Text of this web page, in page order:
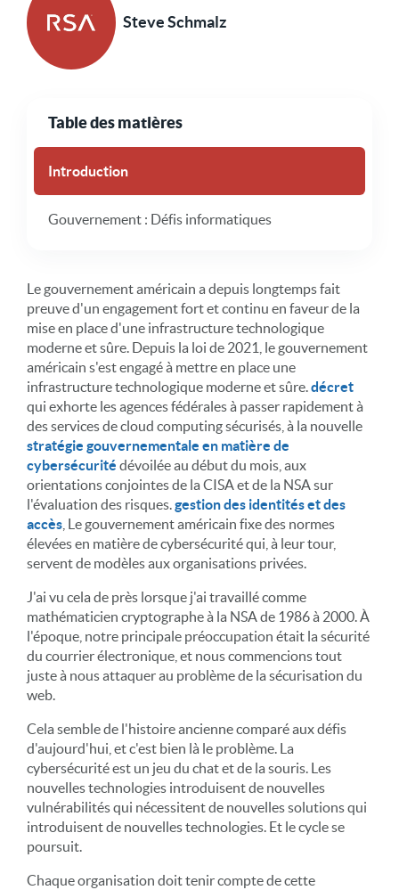
Steve Schmalz
Table des matières
Introduction
Gouvernement : Défis informatiques
Le gouvernement américain a depuis longtemps fait
preuve d'un engagement fort et continu en faveur de la
mise en place d'une infrastructure technologique
moderne et sûre. Depuis la loi de 2021, le gouvernement
américain s'est engagé à mettre en place une
infrastructure technologique moderne et sûre. décret
qui exhorte les agences fédérales à passer rapidement à
des services de cloud computing sécurisés, à la nouvelle
stratégie gouvernementale en matière de
cybersécurité dévoilée au début du mois, aux
orientations conjointes de la CISA et de la NSA sur
l'évaluation des risques. gestion des identités et des
accès , Le gouvernement américain fixe des normes
élevées en matière de cybersécurité qui, à leur tour,
servent de modèles aux organisations privées.
J'ai vu cela de près lorsque j'ai travaillé comme
mathématicien cryptographe à la NSA de 1986 à 2000. À
l'époque, notre principale préoccupation était la sécurité
du courrier électronique, et nous commencions tout
juste à nous attaquer au problème de la sécurisation du
web.
Cela semble de l'histoire ancienne comparé aux défis
d'aujourd'hui, et c'est bien là le problème. La
cybersécurité est un jeu du chat et de la souris. Les
nouvelles technologies introduisent de nouvelles
vulnérabilités qui nécessitent de nouvelles solutions qui
introduisent de nouvelles technologies. Et le cycle se
poursuit.
Chaque organisation doit tenir compte de cette